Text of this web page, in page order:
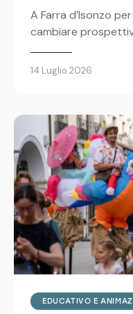
A Farra d’Isonzo
cambiare
14 Luglio 2026
EDUCATIVO E